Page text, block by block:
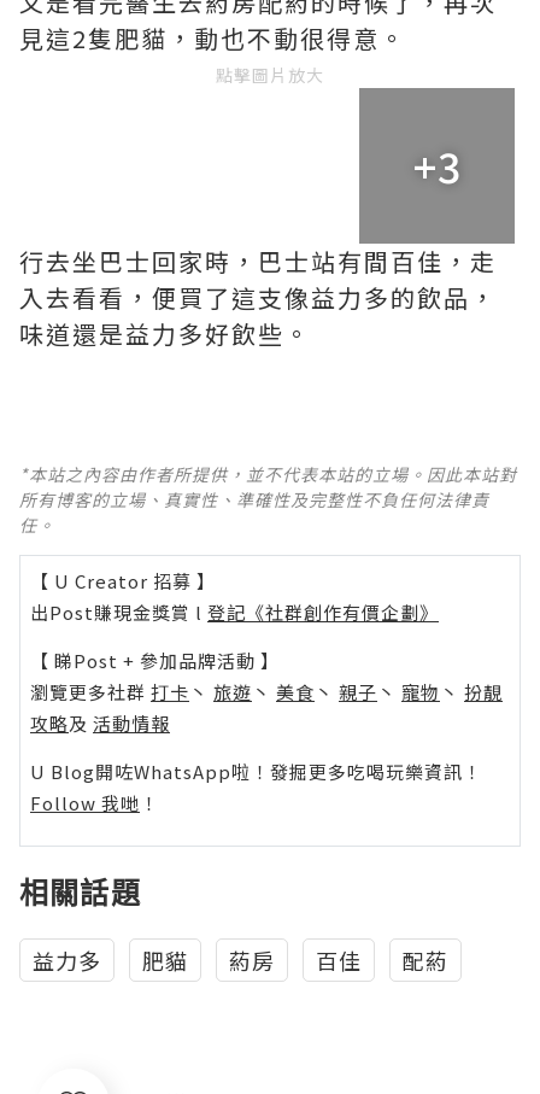
見這2隻肥貓，動也不動很得意。
點擊圖片放大
+3
行去坐巴士回家時，巴士站有間百佳，走
入去看看，便買了這支像益力多的飲品，
味道還是益力多好飲些。
*本站之內容由作者所提供，並不代表本站的立場。因此本站對
所有博客的立場、真實性、準確性及完整性不負任何法律責
任。
【 U Creator 招募 】
出Post賺現金獎賞 l 登記《社群創作有價企劃》
【 睇Post + 參加品牌活動 】
瀏覽更多社群 打卡 丶 旅遊 丶 美食 丶 親子 丶 寵物 丶 扮靚
攻略及 活動情報
U Blog開咗WhatsApp啦！發掘更多吃喝玩樂資訊！
Follow 我哋 ！
相關話題
益力多 肥貓 葯房 百佳 配葯